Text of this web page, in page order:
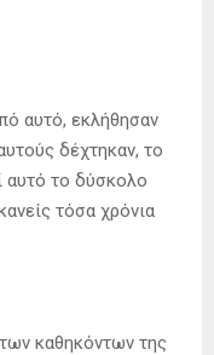
αυτό, εκλήθησαν
δέχτηκαν, το
αυτό το δύσκολο
τόσα χρόνια
καθηκόντων της